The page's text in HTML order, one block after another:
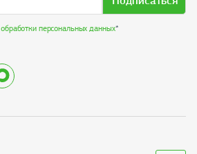
обработки персональных данных*